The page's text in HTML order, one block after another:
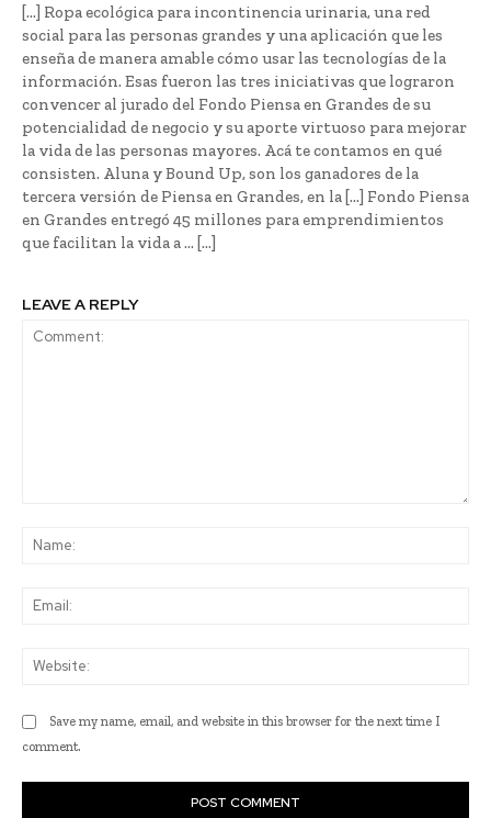
[…] Ropa ecológica para incontinencia urinaria, una red
social para las personas grandes y una aplicación que les
enseña de manera amable cómo usar las tecnologías de la
información. Esas fueron las tres iniciativas que lograron
convencer al jurado del Fondo Piensa en Grandes de su
potencialidad de negocio y su aporte virtuoso para mejorar
la vida de las personas mayores. Acá te contamos en qué
consisten. Aluna y Bound Up, son los ganadores de la
tercera versión de Piensa en Grandes, en la […] Fondo Piensa
en Grandes entregó 45 millones para emprendimientos
que facilitan la vida a … […]
LEAVE A REPLY
Save my name, email, and website in this browser for the next time I
comment.